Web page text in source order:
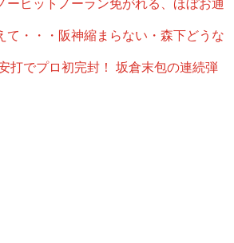
ーヒットノーラン免がれる、ほぼお通
て・・・阪神縮まらない・森下どうな
打でプロ初完封！ 坂倉末包の連続弾